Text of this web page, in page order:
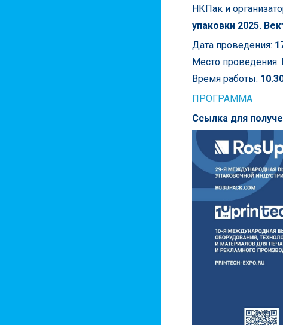
НКПак и
упаковки 2025.
Дата проведения:
Место проведения:
Время работы:
ПРОГРАММА
Ссылка для